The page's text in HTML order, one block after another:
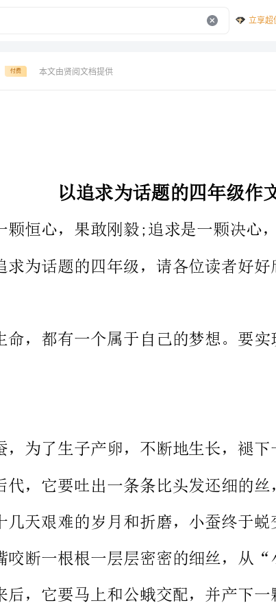
立享超
付费 本文由贤阅文档提供
每一个生命，都有一个属于自己的梦想。要实现它，就要去追
在产卵期间，它要忍受着巨大的痛苦。产完卵后，它就会安静地死
去。这，就是一只蚕的一生，一只蚕对生命的追求!为了实现这一个